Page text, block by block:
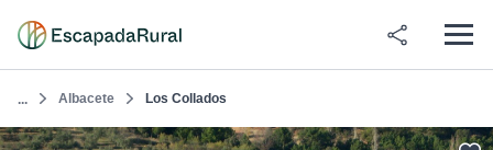
... Albacete Los Collados